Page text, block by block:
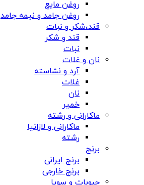
روغن مایع
روغن جامد و نیمه جامد
قند،شکر و نبات
قند و شکر
نبات
نان و غلات
آرد و نشاسته
غلات
نان
خمیر
ماکارانی و رشته
ماکارانی و لازانیا
رشته
برنج
برنج ایرانی
برنج خارجی
حبوبات و سویا